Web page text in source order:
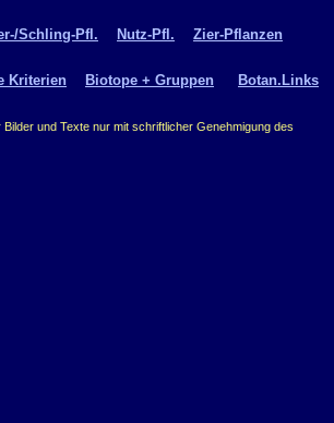
Schling-Pfl. Nutz-Pfl. Zier-Pflanzen
Kriterien Biotope + Gruppen Botan.Links
und Texte nur mit schriftlicher Genehmigung des